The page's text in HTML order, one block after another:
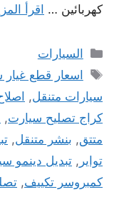
كهربائين …
اقرأ
التصنيفات
السيارات
الوسوم
اسعار قطع غيار
سيارات متنقل,
كراج تصليح سيارت,
متتق, بنشر متنقل,
تواير , تبديل دينمو
كمبروسر تكييف,